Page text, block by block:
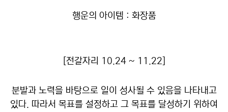
행운의 아이템 : 화장품
[전갈자리 10.24 ~ 11.22]
분발과 노력을 바탕으로 일이 성사될 수 있음을 나타내고
있다. 따라서 목표를 설정하고 그 목표를 달성하기 위하여